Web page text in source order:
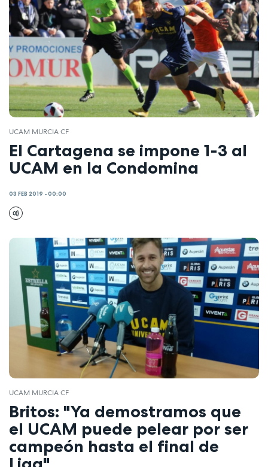
UCAM MURCIA CF
El Cartagena se impone 1-3 al
UCAM en la Condomina
03 FEB 2019 - 00:00
UCAM MURCIA CF
Britos: "Ya demostramos que
el UCAM puede pelear por ser
campeón hasta el final de